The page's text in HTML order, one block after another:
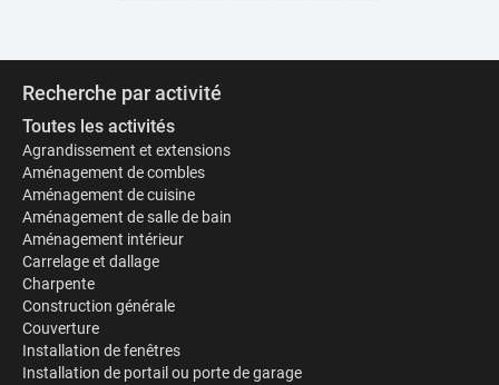
Recherche par activité
Toutes les activités
Agrandissement et extensions
Aménagement de combles
Aménagement de cuisine
Aménagement de salle de bain
Aménagement intérieur
Carrelage et dallage
Charpente
Construction générale
Couverture
Installation de fenêtres
Installation de portail ou porte de garage